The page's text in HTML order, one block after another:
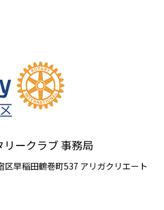
ークラブ 事務局
区早稲田鶴巻町537 アリガクリエート